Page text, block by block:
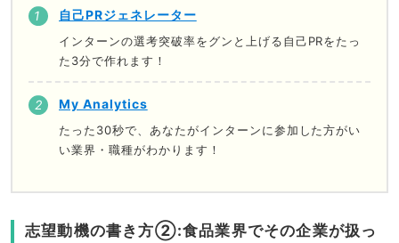
自己PRジェネレーター
インターンの選考突破率をグンと上げる自己PRをたっ
た3分で作れます！
My Analytics
たった30秒で、あなたがインターンに参加した方がい
い業界・職種がわかります！
志望動機の書き方②:食品業界でその企業が扱っ